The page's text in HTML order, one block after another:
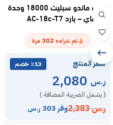
مكيف ماندو سبليت 18000 وحدة
واي فاي – بارد AC-18c-T7
تم شراءه 302 مرة
سعر المنتج ٪13 خصم
ر.س
( يشمل الضريبة المضافة )
ر.س2,383 وفر 303 ر.س